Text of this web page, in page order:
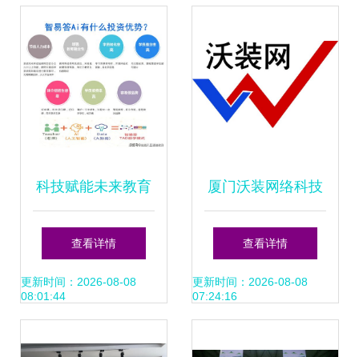
资讯】-汽车之家
科技赋能未来教育
智易答引领厦门网
络技术开发新浪潮
查看详情
更新时间：2026-08-08
08:01:44
厦门沃装网络科技
引领厦门网络技术
开发的创新力量
查看详情
更新时间：2026-08-08
07:24:16